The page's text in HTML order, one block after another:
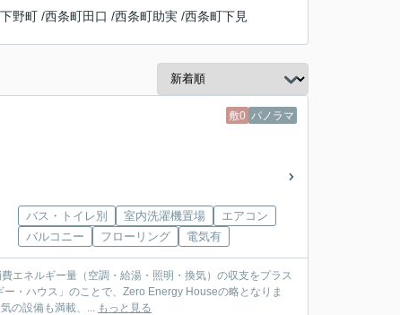
下野町 /西条町田口 /西条町助実 /西条町下見
敷0 パノラマ
バス・トイレ別 室内洗濯機置場
エアコン
バルコニー
フローリング 電気有
エネルギー量（空調・給湯・照明・換気）の収支をプラス
・ハウス」のことで、Zero Energy Houseの略となりま
の設備も満載、... もっと見る